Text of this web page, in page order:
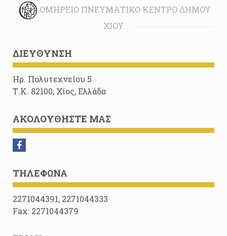
ΟΜΉΡΕΙΟ ΠΝΕΥΜΑΤΙΚΌ ΚΈΝΤΡΟ ΔΉΜΟΥ
ΧΊΟΥ
ΔΙΕΎΘΥΝΣΗ
Ηρ. Πολυτεχνείου 5
Τ.Κ. 82100, Χίος, Ελλάδα
ΑΚΟΛΟΥΘΉΣΤΕ ΜΑΣ
ΤΗΛΈΦΩΝΑ
2271044391, 2271044333
Fax: 2271044379